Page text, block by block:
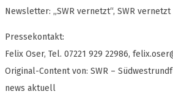
Newsletter: „SWR vernetzt“, SWR
Pressekontakt:
Felix Oser, Tel. 07221 929 22986,
Original-Content von: SWR –
news aktuell